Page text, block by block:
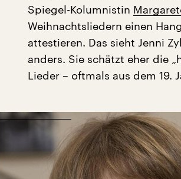
Spiegel-Kolumnistin
Weihnachtsliedern einen
attestieren. Das sieht Jenni
anders. Sie schätzt eher die
Lieder – oftmals aus dem 19.